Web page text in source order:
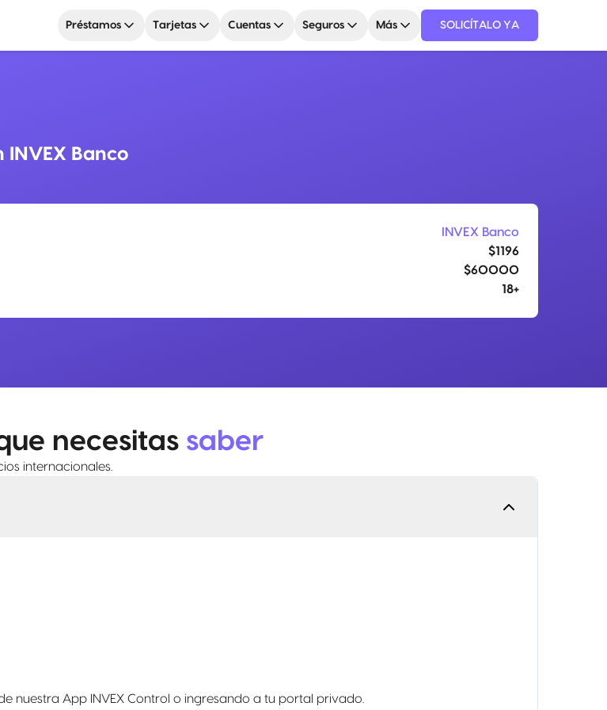
Préstamos Tarjetas Cuentas Seguros Más SOLICÍTALO YA
INVEX Banco
INVEX Banco
$1196
$60000
18+
necesitas saber
internacionales.
nuestra App INVEX Control o ingresando a tu portal privado.